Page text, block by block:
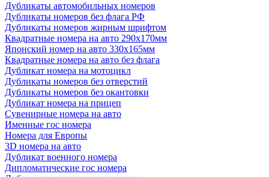
Дубликаты автомобильных номеров
Дубликаты номеров без флага РФ
Дубликаты номеров жирным шрифтом
Квадратные номера на авто 290х170мм
Японский номер на авто 330х165мм
Квадратные номера на авто без флага
Дубликат номера на мотоцикл
Дубликаты номеров без отверстий
Дубликаты номеров без окантовки
Дубликат номера на прицеп
Сувенирные номера на авто
Именные гос номера
Номера для Европы
3D номера на авто
Дубликат военного номера
Дипломатические гос номера